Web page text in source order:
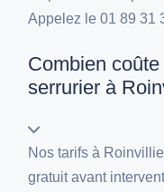
Appelez le 01 89 31
Combien
serrurier à
Nos tarifs à
gratuit avant